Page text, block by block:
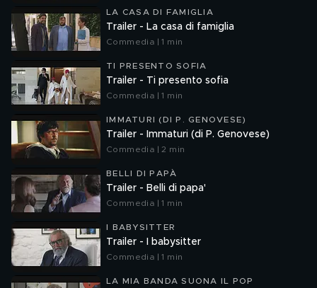
LA CASA DI FAMIGLIA
Trailer - La casa di famiglia
Commedia | 1 min
TI PRESENTO SOFIA
Trailer - Ti presento sofia
Commedia | 1 min
IMMATURI (DI P. GENOVESE)
Trailer - Immaturi (di P. Genovese)
Commedia | 2 min
BELLI DI PAPÀ
Trailer - Belli di papa'
Commedia | 1 min
I BABYSITTER
Trailer - I babysitter
Commedia | 1 min
LA MIA BANDA SUONA IL POP